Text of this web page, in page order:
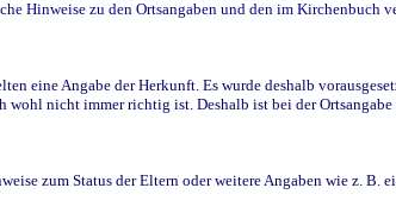
Hinweise zu den Ortsangaben und den im Kirchenbuch
eine Angabe der Herkunft. Es wurde deshalb
wohl nicht immer richtig ist. Deshalb ist bei der
zum Status der Eltern oder weitere Angaben wie z. B.